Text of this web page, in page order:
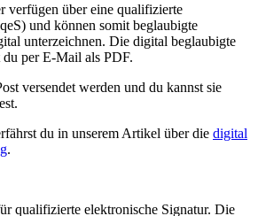
verfügen über eine qualifizierte
und können somit beglaubigte
unterzeichnen. Die digital beglaubigte
per E-Mail als PDF.
versendet werden und du kannst sie
du in unserem Artikel über die digital
.
qualifizierte elektronische Signatur. Die